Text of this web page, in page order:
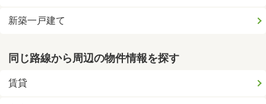
新築一戸建て
同じ路線から周辺の物件情報を探す
賃貸